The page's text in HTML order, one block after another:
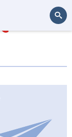
QuTech